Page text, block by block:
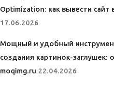
Optimization: как вывести сайт
17.06.2026
Мощный и удобный
создания картинок-заглушек:
moqimg.ru 22.04.2026